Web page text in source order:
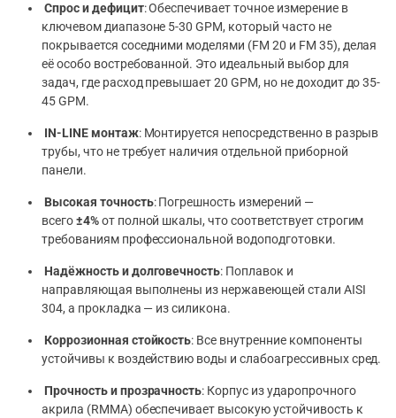
Спрос и дефицит: Обеспечивает точное измерение в
ключевом диапазоне 5-30 GPM, который часто не
покрывается соседними моделями (FM 20 и FM 35), делая
её особо востребованной. Это идеальный выбор для
задач, где расход превышает 20 GPM, но не доходит до 35-
45 GPM.
IN-LINE монтаж: Монтируется непосредственно в разрыв
трубы, что не требует наличия отдельной приборной
панели.
Высокая точность: Погрешность измерений —
всего±4%от полной шкалы, что соответствует строгим
требованиям профессиональной водоподготовки.
Надёжность и долговечность: Поплавок и
направляющая выполнены из нержавеющей стали AISI
304, а прокладка — из силикона.
Коррозионная стойкость: Все внутренние компоненты
устойчивы к воздействию воды и слабоагрессивных сред.
Прочность и прозрачность: Корпус из ударопрочного
акрила (RMMA) обеспечивает высокую устойчивость к